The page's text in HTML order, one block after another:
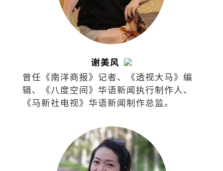
谢美风
曾任《南洋商报》记者、《透视大马》编
辑、《八度空间》华语新闻执行制作人、
《马新社电视》华语新闻制作总监。